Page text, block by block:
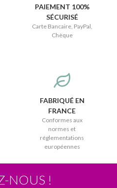
PAIEMENT 100%
SÉCURISÉ
Carte Bancaire, PayPal,
Chèque
FABRIQUÉ EN
FRANCE
Conformes aux
normes et
réglementations
européennes
NOUS !